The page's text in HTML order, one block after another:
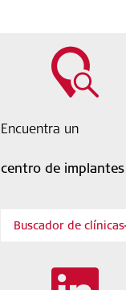
Encuentra un
centro de implantes
Buscador de clínicas